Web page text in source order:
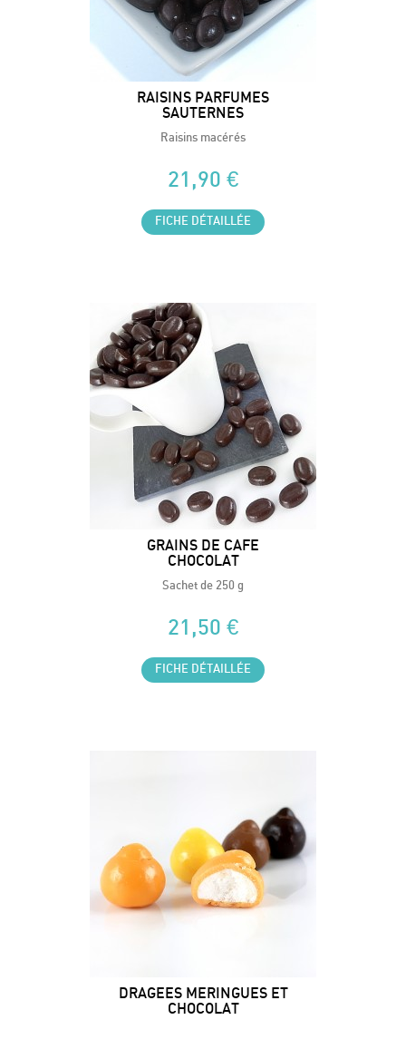
RAISINS PARFUMES
SAUTERNES
Raisins macérés
21,90 €
FICHE DÉTAILLÉE
GRAINS DE CAFE
CHOCOLAT
Sachet de 250 g
21,50 €
FICHE DÉTAILLÉE
DRAGEES MERINGUES ET
CHOCOLAT